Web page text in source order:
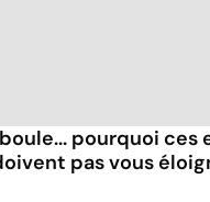
pourquoi ces
pas vous